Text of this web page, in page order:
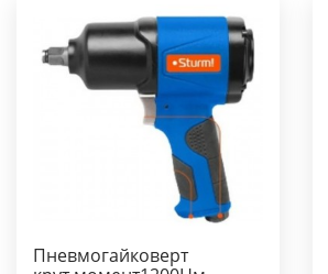
Пневмогайковерт